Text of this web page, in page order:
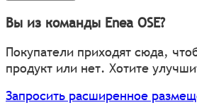
Вы из команды Enea OSE?
Покупатели приходят сюда,
продукт или нет. Хотите
Запросить расширенное